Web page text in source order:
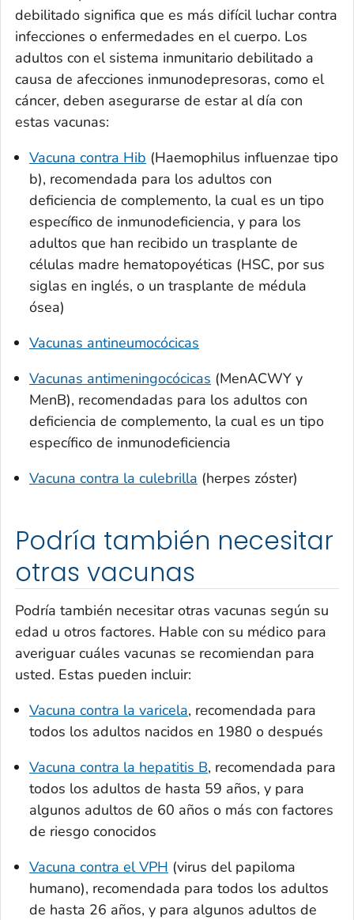
debilitado significa que es más difícil luchar contra
infecciones o enfermedades en el cuerpo. Los
adultos con el sistema inmunitario debilitado a
causa de afecciones inmunodepresoras, como el
cáncer, deben asegurarse de estar al día con
estas vacunas:
Vacuna contra Hib (Haemophilus influenzae tipo
b), recomendada para los adultos con
deficiencia de complemento, la cual es un tipo
específico de inmunodeficiencia, y para los
adultos que han recibido un trasplante de
células madre hematopoyéticas (HSC, por sus
siglas en inglés, o un trasplante de médula
ósea)
Vacunas antineumocócicas
Vacunas antimeningocócicas (MenACWY y
MenB), recomendadas para los adultos con
deficiencia de complemento, la cual es un tipo
específico de inmunodeficiencia
Vacuna contra la culebrilla (herpes zóster)
Podría también necesitar
otras vacunas
Podría también necesitar otras vacunas según su
edad u otros factores. Hable con su médico para
averiguar cuáles vacunas se recomiendan para
usted. Estas pueden incluir:
Vacuna contra la varicela, recomendada para
todos los adultos nacidos en 1980 o después
Vacuna contra la hepatitis B, recomendada para
todos los adultos de hasta 59 años, y para
algunos adultos de 60 años o más con factores
de riesgo conocidos
Vacuna contra el VPH (virus del papiloma
humano), recomendada para todos los adultos
de hasta 26 años, y para algunos adultos de